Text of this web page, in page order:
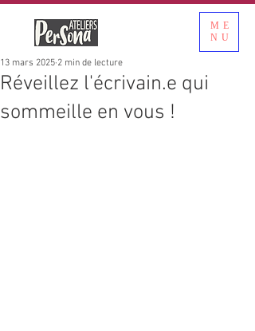
ME
NU
Réveillez l'écrivain.e qui
sommeille en vous !
13 mars 2025 2 min de lecture